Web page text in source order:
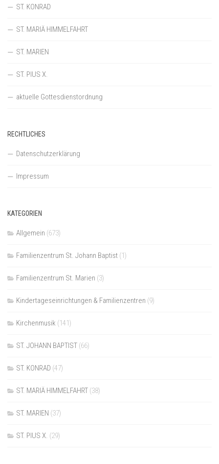
ST. KONRAD
ST. MARIÄ HIMMELFAHRT
ST. MARIEN
ST. PIUS X.
aktuelle Gottesdienstordnung
RECHTLICHES
Datenschutzerklärung
Impressum
KATEGORIEN
Allgemein (673)
Familienzentrum St. Johann Baptist (1)
Familienzentrum St. Marien (3)
Kindertageseinrichtungen & Familienzentren (9)
Kirchenmusik (141)
ST. JOHANN BAPTIST (66)
ST. KONRAD (47)
ST. MARIÄ HIMMELFAHRT (38)
ST. MARIEN (37)
ST. PIUS X. (29)